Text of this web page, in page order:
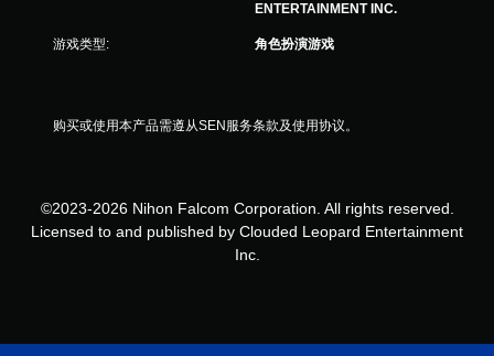
ENTERTAINMENT INC.
游戏类型: 角色扮演游戏
购买或使用本产品需遵从SEN服务条款及使用协议。
©2023-2026 Nihon Falcom Corporation. All rights reserved.
Licensed to and published by Clouded Leopard Entertainment
Inc.